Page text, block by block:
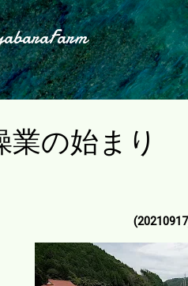
スキップしてメイン コ
の始まり